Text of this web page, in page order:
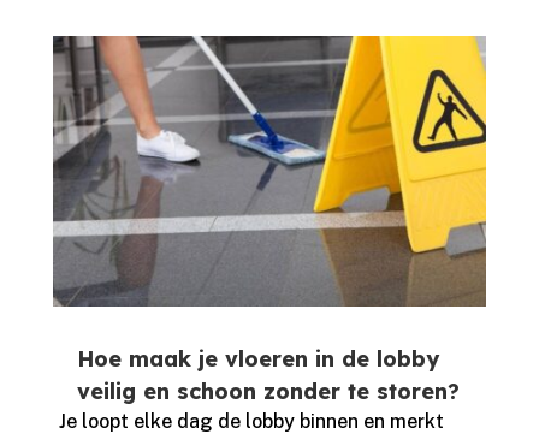
Hoe maak je vloeren in de lobby
veilig en schoon zonder te storen?
Je loopt elke dag de lobby binnen en merkt